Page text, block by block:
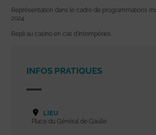
Représentation dans le cadre de programmations
2024.
Repli au casino en cas d’intempéries.
INFOS PRATIQUES
LIEU
Place du Général de Gaulle